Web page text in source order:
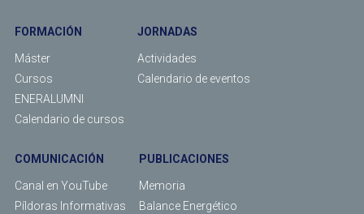
FORMACIÓN
Máster
Cursos
ENERALUMNI
Calendario de cursos
JORNADAS
Actividades
Calendario de eventos
COMUNICACIÓN
Canal en YouTube
Píldoras Informativas
PUBLICACIONES
Memoria
Balance Energético